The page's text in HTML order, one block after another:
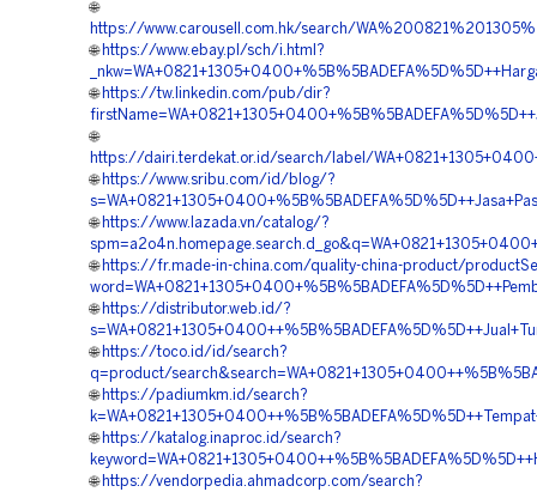
🌐
https://www.carousell.com.hk/search/
🌐 https://www.ebay.pl/sch/i.html?
🌐 https://tw.linkedin.com/pub/dir?
🌐
https://dairi.terdekat.or.id/search/label/
🌐 https://www.sribu.com/id/blog/?
🌐 https://www.lazada.vn/catalog/?
🌐 https://fr.made-in-china.com/quality-china-product/
🌐 https://distributor.web.id/?
🌐 https://toco.id/id/search?
q=product/
🌐 https://padiumkm.id/search?
🌐 https://katalog.inaproc.id/search?
🌐 https://vendorpedia.ahmadcorp.com/search?